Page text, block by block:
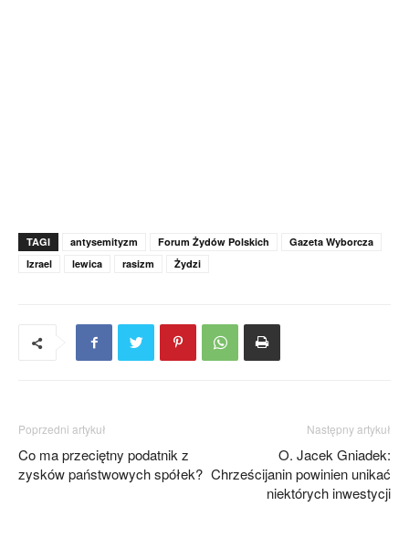
TAGI antysemityzm Forum Żydów Polskich
Gazeta Wyborcza
Izrael
lewica rasizm Żydzi
Poprzedni artykuł
Co ma przeciętny podatnik z
zysków państwowych spółek?
Następny artykuł
O. Jacek Gniadek:
Chrześcijanin powinien unikać
niektórych inwestycji